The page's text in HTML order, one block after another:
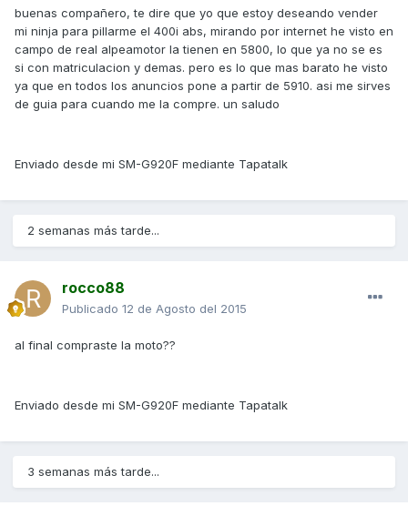
buenas compañero, te dire que yo que estoy deseando vender
mi ninja para pillarme el 400i abs, mirando por internet he visto en
campo de real alpeamotor la tienen en 5800, lo que ya no se es
si con matriculacion y demas. pero es lo que mas barato he visto
ya que en todos los anuncios pone a partir de 5910. asi me sirves
de guia para cuando me la compre. un saludo
Enviado desde mi SM-G920F mediante Tapatalk
2 semanas más tarde...
rocco88
Publicado 12 de Agosto del 2015
al final compraste la moto??
Enviado desde mi SM-G920F mediante Tapatalk
3 semanas más tarde...